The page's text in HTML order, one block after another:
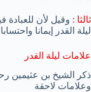
ثالثا : وقيل لأن للعبادة
ليلة القدر إيمانا
علامات ليلة القدر
ذكر الشيخ بن عثيمين
وعلامات لاحقة